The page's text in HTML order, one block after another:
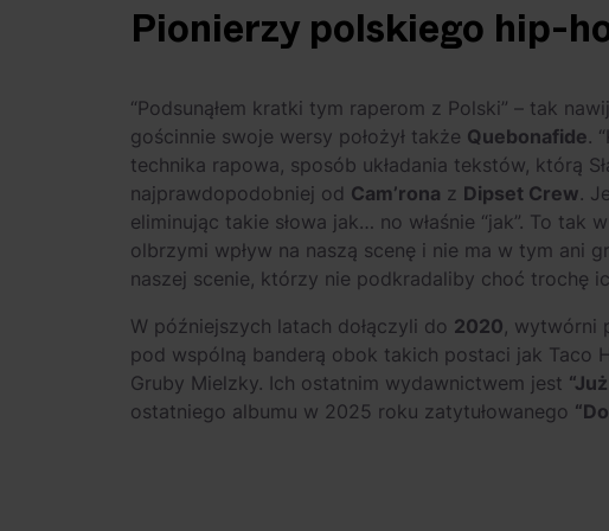
Pionierzy polskiego hip-
“Podsunąłem kratki tym raperom z Polski” – tak
gościnnie swoje wersy położył także Quebonafide.
technika rapowa, sposób układania tekstów, którą
najprawdopodobniej od Cam’rona z Dipset Crew.
eliminując takie słowa jak… no właśnie “jak”. To
olbrzymi wpływ na naszą scenę i nie ma w tym ani
naszej scenie, którzy nie podkradaliby choć trochę
W późniejszych latach dołączyli do 2020, wytwórni
pod wspólną banderą obok takich postaci jak Taco
Gruby Mielzky. Ich ostatnim wydawnictwem jest
ostatniego albumu w 2025 roku zatytułowanego